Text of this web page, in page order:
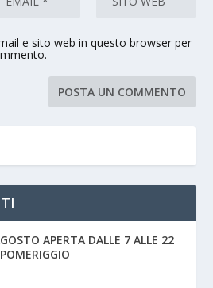
e sito web in questo browser per
APERTA DALLE 7 ALLE 22